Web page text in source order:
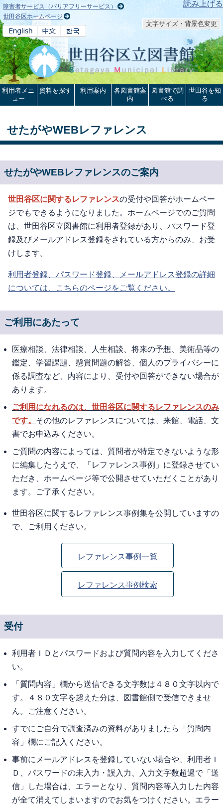
本文へ 読み上げる
障害者サービス（バリアフリーサービス）
世田谷区ホームページ
文字サイズ・背景色変更
利用者メニ
ュー
資料を探す 利用案内
各図書館案
内
図書館で調
べる
世田谷を知
る
せたがやWEBレファレンス
せたがやWEBレファレンスのご案内
世田谷区に関するレファレンスの受付や回答がホームペー
ジでもできるようになりました。ホームページでのご質問
は、世田谷区立図書館に利用者登録があり、パスワード登
録及びメールアドレス登録をされている方からのみ、お受
けします。
利用者登録、パスワード登録、メールアドレス登録の詳細
については、こちらのページをご覧ください。
ご利用にあたって
医療相談、法律相談、人生相談、将来の予想、美術品等の
鑑定、学習課題、懸賞問題の解答、個人のプライバシーに
係る調査など、内容により、受付や回答ができない場合が
あります。
ご利用になれるのは、世田谷区に関するレファレンスのみ
です。 その他のレファレンスについては、来館、電話、文
書でお申込みください。
ご質問の内容によっては、質問者が特定できないような形
に編集したうえで、「レファレンス事例」に登録させてい
ただき、ホームページ等で公開させていただくことがあり
ます。ご了承ください。
世田谷区に関するレファレンス事例集を公開していますの
で、ご利用ください。
レファレンス事例一覧
レファレンス事例検索
受付
利用者ＩＤとパスワードおよび質問内容を入力してくださ
い。
「質問内容」欄から送信できる文字数は４８０文字以内で
す。４８０文字を超えた分は、図書館側で受信できませ
ん。ご注意ください。
すでにご自分で調査済みの資料がありましたら「質問内
容」欄にご記入ください。
事前にメールアドレスを登録していない場合や、利用者Ｉ
Ｄ、パスワードの未入力・誤入力、入力文字数超過で「送
信」した場合は、エラーとなり、質問内容等入力した内容
が全て消えてしまいますのでお気をつけください。エラー